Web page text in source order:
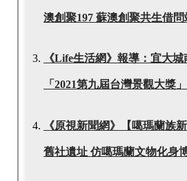
澳創聚197 蘇澳創聚共生借問
《Life生活網》報導：宜大
「2021第九屆台灣景觀大獎
《原視新聞網》【噶瑪蘭族
舊社遺址 仿噶瑪蘭文物化身